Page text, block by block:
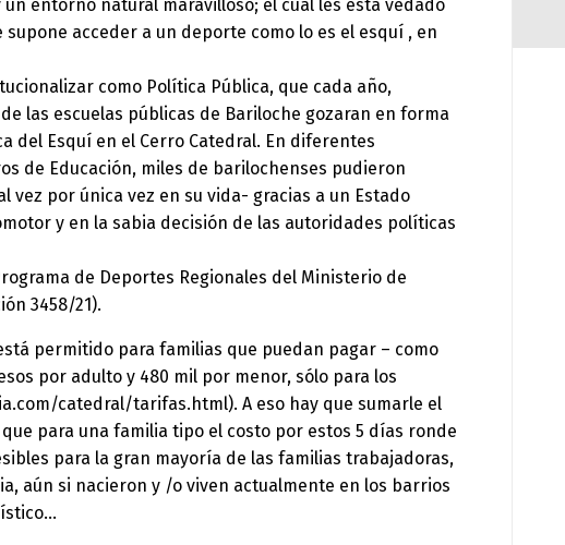
entorno natural maravilloso; el cual les está vedado
acceder a un deporte como lo es el esquí , en
como Política Pública, que cada año,
las escuelas públicas de Bariloche gozaran en forma
del Esquí en el Cerro Catedral. En diferentes
de Educación, miles de barilochenses pudieron
por única vez en su vida- gracias a un Estado
y en la sabia decisión de las autoridades políticas
de Deportes Regionales del Ministerio de
3458/21).
permitido para familias que puedan pagar – como
por adulto y 480 mil por menor, sólo para los
catedral/tarifas.html). A eso hay que sumarle el
para una familia tipo el costo por estos 5 días ronde
para la gran mayoría de las familias trabajadoras,
aún si nacieron y /o viven actualmente en los barrios